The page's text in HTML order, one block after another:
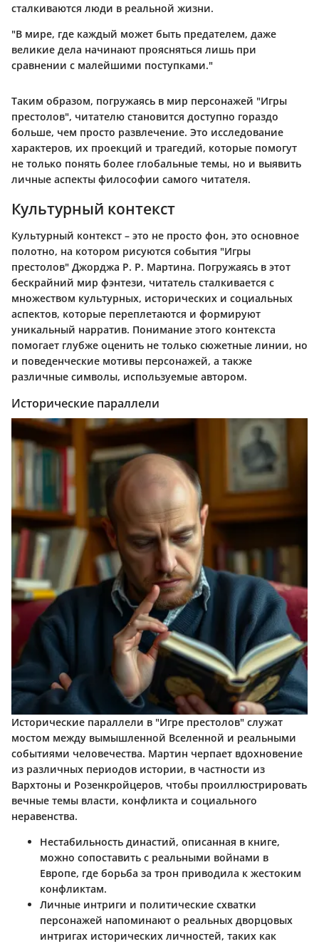
сталкиваются люди в реальной жизни.
"В мире, где каждый может быть предателем, даже
великие дела начинают проясняться лишь при
сравнении с малейшими поступками."
Таким образом, погружаясь в мир персонажей "Игры
престолов", читателю становится доступно гораздо
больше, чем просто развлечение. Это исследование
характеров, их проекций и трагедий, которые помогут
не только понять более глобальные темы, но и выявить
личные аспекты философии самого читателя.
Культурный контекст
Культурный контекст – это не просто фон, это основное
полотно, на котором рисуются события "Игры
престолов" Джорджа Р. Р. Мартина. Погружаясь в этот
бескрайний мир фэнтези, читатель сталкивается с
множеством культурных, исторических и социальных
аспектов, которые переплетаются и формируют
уникальный нарратив. Понимание этого контекста
помогает глубже оценить не только сюжетные линии, но
и поведенческие мотивы персонажей, а также
различные символы, используемые автором.
Исторические параллели
Исторические параллели в "Игре престолов" служат
мостом между вымышленной Вселенной и реальными
событиями человечества. Мартин черпает вдохновение
из различных периодов истории, в частности из
Вархтоны и Розенкройцеров, чтобы проиллюстрировать
вечные темы власти, конфликта и социального
неравенства.
Нестабильность династий, описанная в книге,
можно сопоставить с реальными войнами в
Европе, где борьба за трон приводила к жестоким
конфликтам.
Личные интриги и политические схватки
персонажей напоминают о реальных дворцовых
интригах исторических личностей, таких как